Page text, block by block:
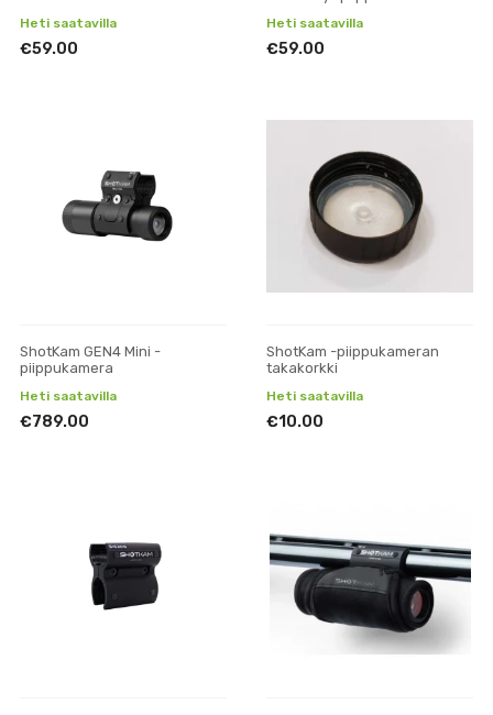
Heti saatavilla
€59.00
Heti saatavilla
€59.00
ShotKam GEN4 Mini -
piippukamera
Heti saatavilla
€789.00
ShotKam -piippukameran
takakorkki
Heti saatavilla
€10.00